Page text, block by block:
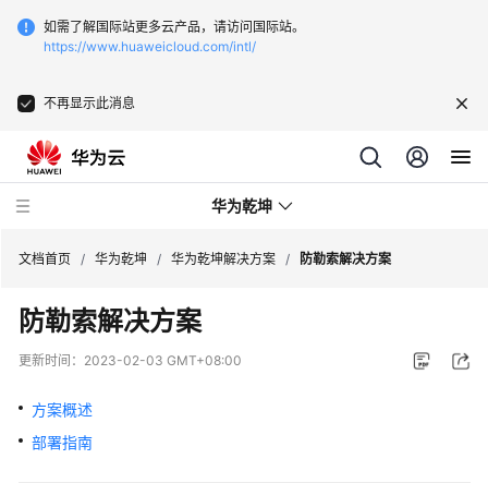
如需了解国际站更多云产品，请访问国际站。
https://www.huaweicloud.com/intl/
不再显示此消息
华为乾坤
安
全
服
务
文档首页 / 华为乾坤 / 华为乾坤解决方案 / 防勒索解决方案
防勒索解决方案
更新时间： 2023-02-03 GMT+08:00
方案概述
部署指南